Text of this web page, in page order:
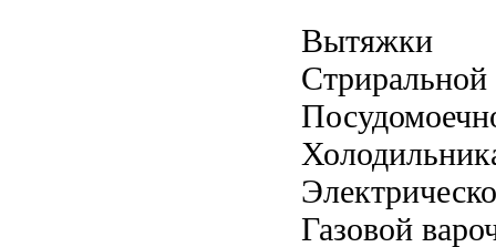
Вытяжки
Газовой